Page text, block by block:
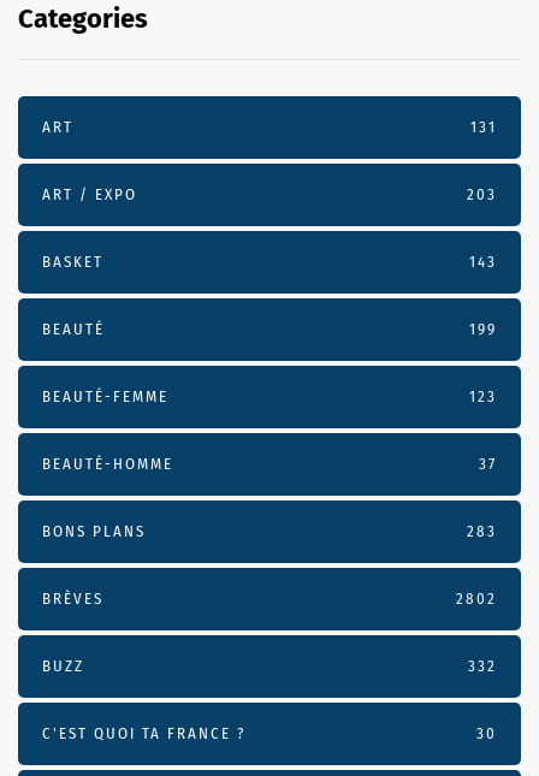
Categories
ART 131
ART / EXPO 203
BASKET 143
BEAUTÉ 199
BEAUTÉ-FEMME 123
BEAUTÉ-HOMME 37
BONS PLANS 283
BRÈVES 2802
BUZZ 332
C'EST QUOI TA FRANCE ? 30